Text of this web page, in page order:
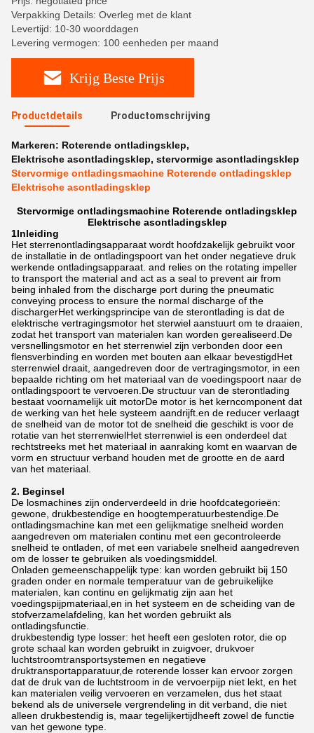
Verpakking Details: Overleg met de klant
Levertijd: 10-30 woorddagen
Levering vermogen: 100 eenheden per maand
Krijg Beste Prijs
Productdetails Productomschrijving
Markeren: Roterende ontladingsklep,
Elektrische asontladingsklep, stervormige asontladingsklep
Stervormige ontladingsmachine Roterende ontladingsklep
Elektrische asontladingsklep
Stervormige ontladingsmachine Roterende ontladingsklep
Elektrische asontladingsklep
1Inleiding
Het sterrenontladingsapparaat wordt hoofdzakelijk gebruikt voor
de installatie in de ontladingspoort van het onder negatieve druk
werkende ontladingsapparaat. and relies on the rotating impeller
to transport the material and act as a seal to prevent air from
being inhaled from the discharge port during the pneumatic
conveying process to ensure the normal discharge of the
dischargerHet werkingsprincipe van de sterontlading is dat de
elektrische vertragingsmotor het sterwiel aanstuurt om te draaien,
zodat het transport van materialen kan worden gerealiseerd.De
versnellingsmotor en het sterrenwiel zijn verbonden door een
flensverbinding en worden met bouten aan elkaar bevestigdHet
sterrenwiel draait, aangedreven door de vertragingsmotor, in een
bepaalde richting om het materiaal van de voedingspoort naar de
ontladingspoort te vervoeren.De structuur van de sterontlading
bestaat voornamelijk uit motorDe motor is het kerncomponent dat
de werking van het hele systeem aandrijft.en de reducer verlaagt
de snelheid van de motor tot de snelheid die geschikt is voor de
rotatie van het sterrenwielHet sterrenwiel is een onderdeel dat
rechtstreeks met het materiaal in aanraking komt en waarvan de
vorm en structuur verband houden met de grootte en de aard
van het materiaal.
2. Beginsel
De losmachines zijn onderverdeeld in drie hoofdcategorieën:
gewone, drukbestendige en hoogtemperatuurbestendige.De
ontladingsmachine kan met een gelijkmatige snelheid worden
aangedreven om materialen continu met een gecontroleerde
snelheid te ontladen, of met een variabele snelheid aangedreven
om de losser te gebruiken als voedingsmiddel.
Onladen gemeenschappelijk type: kan worden gebruikt bij 150
graden onder en normale temperatuur van de gebruikelijke
materialen, kan continu en gelijkmatig zijn aan het
voedingspijpmateriaal,en in het systeem en de scheiding van de
stofverzamelafdeling, kan het worden gebruikt als
ontladingsfunctie.
drukbestendig type losser: het heeft een gesloten rotor, die op
grote schaal kan worden gebruikt in zuigvoer, drukvoer
luchtstroomtransportsystemen en negatieve
druktransportapparatuur,de roterende losser kan ervoor zorgen
dat de druk van de luchtstroom in de vervoerpijp niet lekt, en het
kan materialen veilig vervoeren en verzamelen, dus het staat
bekend als de universele vergrendeling in dit verband, die niet
alleen drukbestendig is, maar tegelijkertijdheeft zowel de functie
van het gewone type.